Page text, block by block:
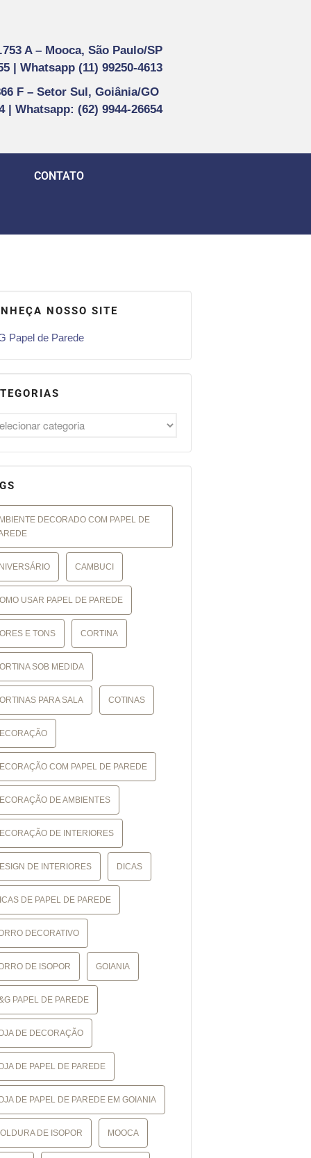
A – Mooca, São Paulo/SP
| Whatsapp (11) 99250-4613
F – Setor Sul, Goiânia/GO
| Whatsapp: (62) 9944-26654
CONTATO
NOSSO SITE
Papel de Parede
DECORADO COM PAPEL DE
CAMBUCI
USAR PAPEL DE PAREDE
E TONS CORTINA
SOB MEDIDA
PARA SALA COTINAS
COM PAPEL DE PAREDE
DE AMBIENTES
DE INTERIORES
DE INTERIORES DICAS
DE PAPEL DE PAREDE
DECORATIVO
DE ISOPOR GOIANIA
PAPEL DE PAREDE
DE DECORAÇÃO
DE PAPEL DE PAREDE
DE PAPEL DE PAREDE EM GOIANIA
DE ISOPOR MOOCA